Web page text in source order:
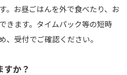
。お昼ごはんを外で食べたり、お
きます。タイムパック等の短時
、受付でご確認ください。
か？